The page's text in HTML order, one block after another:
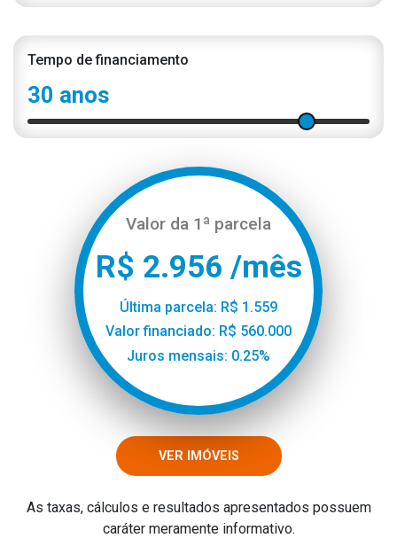
Tempo de financiamento
30 anos
Valor da 1ª parcela
R$ 2.956 /mês
Última parcela: R$ 1.559
Valor financiado: R$ 560.000
Juros mensais: 0.25%
VER IMÓVEIS
As taxas, cálculos e resultados apresentados possuem
caráter meramente informativo.